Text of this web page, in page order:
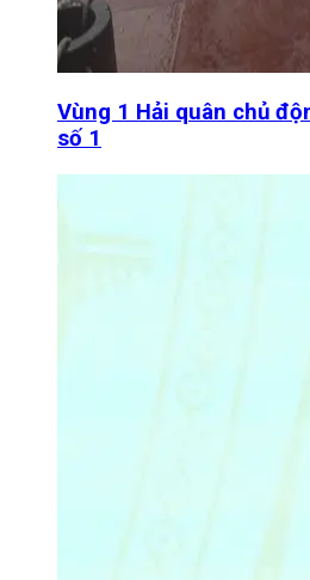
Vùng 1 Hải quân chủ
số 1